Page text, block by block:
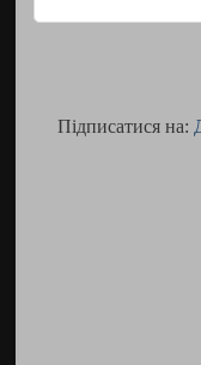
Підписатися на: